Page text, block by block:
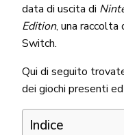
data di uscita di
Edition, una raccolta
Switch.
Qui di seguito
dei giochi presenti
Indice